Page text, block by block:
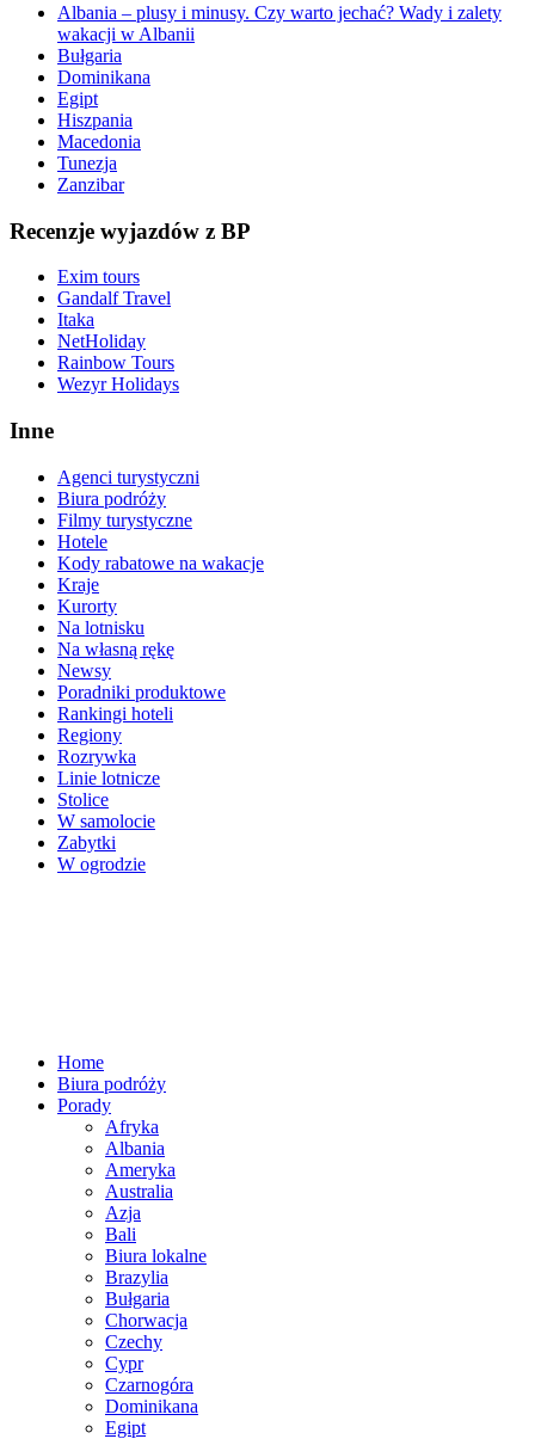
Albania – plusy i minusy. Czy warto jechać? Wady i zalety
wakacji w Albanii
Bułgaria
Dominikana
Egipt
Hiszpania
Macedonia
Tunezja
Zanzibar
Recenzje wyjazdów z BP
Exim tours
Gandalf Travel
Itaka
NetHoliday
Rainbow Tours
Wezyr Holidays
Inne
Agenci turystyczni
Biura podróży
Filmy turystyczne
Hotele
Kody rabatowe na wakacje
Kraje
Kurorty
Na lotnisku
Na własną rękę
Newsy
Poradniki produktowe
Rankingi hoteli
Regiony
Rozrywka
Linie lotnicze
Stolice
W samolocie
Zabytki
W ogrodzie
Home
Biura podróży
Porady
Afryka
Albania
Ameryka
Australia
Azja
Bali
Biura lokalne
Brazylia
Bułgaria
Chorwacja
Czechy
Cypr
Czarnogóra
Dominikana
Egipt